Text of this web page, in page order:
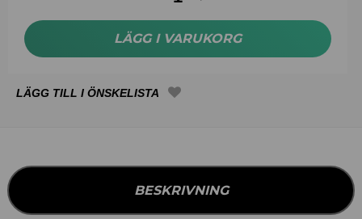
LÄGG I VARUKORG
BESKRIVNING